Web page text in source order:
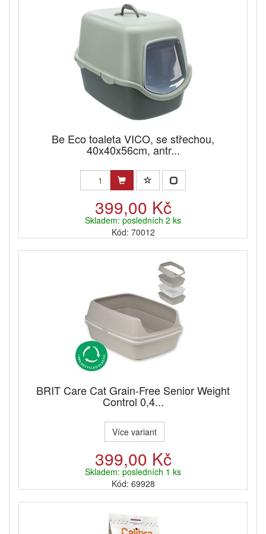
Be Eco toaleta VICO, se střechou,
40x40x56cm, antr...
399,00 Kč
Skladem: posledních 2 ks
Kód: 70012
BRIT Care Cat Grain-Free Senior Weight
Control 0,4...
Více variant
399,00 Kč
Skladem: posledních 1 ks
Kód: 69928